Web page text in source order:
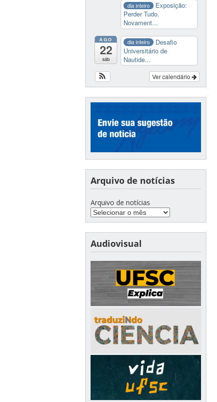
dia inteiro
Exposição:
Perder Tudo.
Novament...
AGO
22
sáb
dia inteiro
Desafio
Universitário de
Nautide...
Ver calendário
Arquivo de notícias
Arquivo de notícias
Audiovisual